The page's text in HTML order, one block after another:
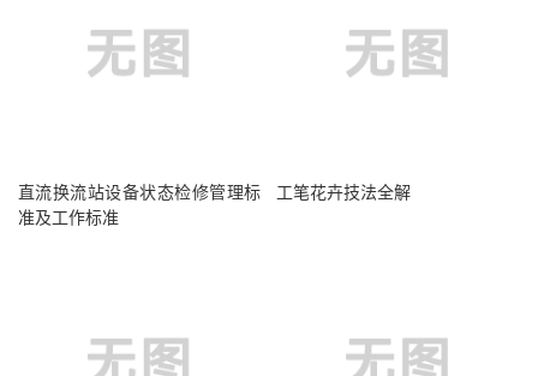
直流换流站设备状态检修管理标
准及工作标准
工笔花卉技法全解